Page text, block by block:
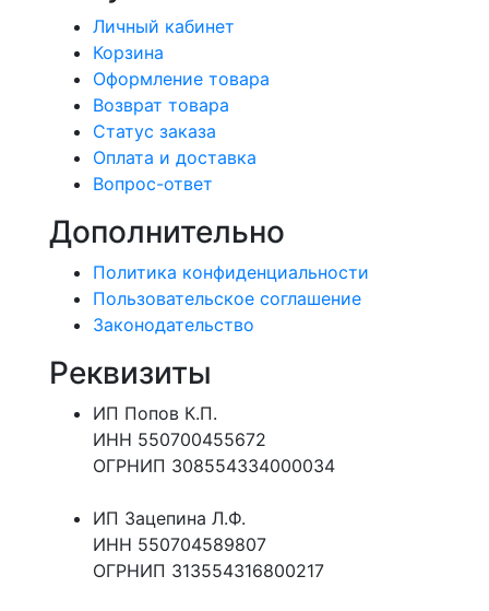
Личный кабинет
Корзина
Оформление товара
Возврат товара
Статус заказа
Оплата и доставка
Вопрос-ответ
Дополнительно
Политика конфиденциальности
Пользовательское соглашение
Законодательство
Реквизиты
ИП Попов К.П.
ИНН 550700455672
ОГРНИП 308554334000034
ИП Зацепина Л.Ф.
ИНН 550704589807
ОГРНИП 313554316800217